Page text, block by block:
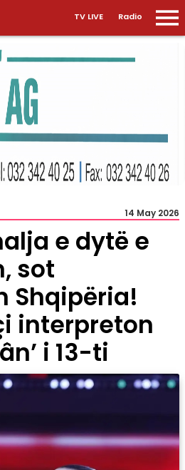
TV LIVE Radio
14 May 2026
e dytë e
sot
Shqipëria!
interpreton
i 13-ti